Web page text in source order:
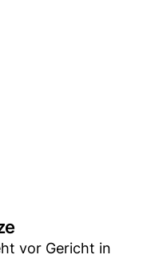
vor Gericht in